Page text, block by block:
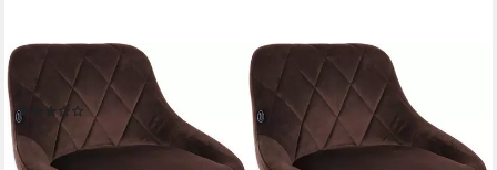
CLP
Barhocker Lazio Samt (Set, 2er), Barstuhl 360° drehbar
(5)
134,90 € UVP 169,90 €
-21%